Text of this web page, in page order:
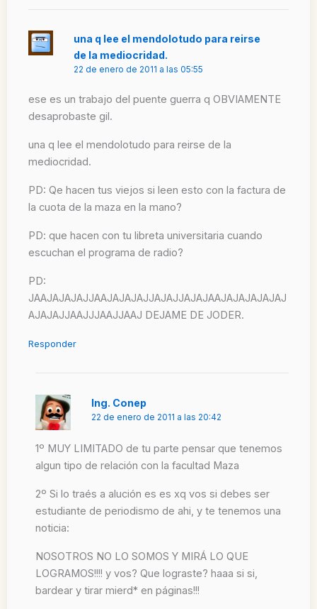
una q lee el mendolotudo para reirse
de la mediocridad.
22 de enero de 2011 a las 05:55
ese es un trabajo del puente guerra q OBVIAMENTE
desaprobaste gil.
una q lee el mendolotudo para reirse de la
mediocridad.
PD: Qe hacen tus viejos si leen esto con la factura de
la cuota de la maza en la mano?
PD: que hacen con tu libreta universitaria cuando
escuchan el programa de radio?
PD:
JAAJAJAJAJJAAJAJAJAJJAJAJJAJAJAAJAJAJAJAJAJ
AJAJAJJAAJJJAAJJAAJ DEJAME DE JODER.
Responder
Ing. Conep
22 de enero de 2011 a las 20:42
1º MUY LIMITADO de tu parte pensar que tenemos
algun tipo de relación con la facultad Maza
2º Si lo traés a alución es es xq vos si debes ser
estudiante de periodismo de ahi, y te tenemos una
noticia:
NOSOTROS NO LO SOMOS Y MIRÁ LO QUE
LOGRAMOS!!!! y vos? Que lograste? haaa si si,
bardear y tirar mierd* en páginas!!!